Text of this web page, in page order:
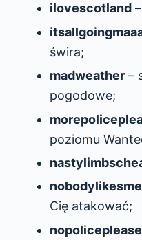
ilovescotland–
świra;
madweather–
pogodowe;
poziomu
nobodylikesme
Cię atakować;
nopoliceplease